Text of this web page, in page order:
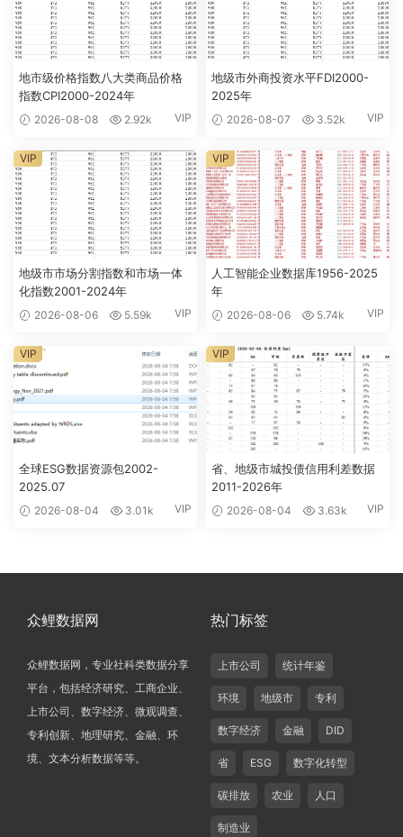
地市级价格指数八大类商品价格
指数CPI2000-2024年
2026-08-08 2.92k VIP
地级市外商投资水平FDI2000-
2025年
2026-08-07 3.52k VIP
地级市市场分割指数和市场一体
化指数2001-2024年
2026-08-06 5.59k VIP
VIP
人工智能企业数据库1956-2025
年
2026-08-06 5.74k VIP
VIP
全球ESG数据资源包2002-
2025.07
2026-08-04 3.01k VIP
VIP
省、地级市城投债信用利差数据
2011-2026年
2026-08-04 3.63k VIP
VIP
众鲤数据网
众鲤数据网，专业社科类数据分享
平台，包括经济研究、工商企业、
上市公司、数字经济、微观调查、
专利创新、地理研究、金融、环
境、文本分析数据等等。
热门标签
上市公司 统计年鉴
环境 地级市 专利
数字经济 金融 DID
省 ESG 数字化转型
碳排放 农业 人口
制造业